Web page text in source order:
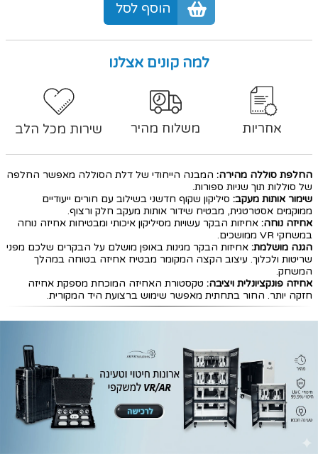
הוסף לסל
למה קונים אצלנו
אחריות משלוח מהיר שירות מכל הלב
החלפת סוללה מהירה: המבנה הייחודי של דלת הסוללה מאפשר החלפה
של סוללות תוך שניות ספורות.
שימור אותות מעקב: סיליקון שקוף חדשני בשילוב עם חורים ייעודיים
ממוקמים אסטרטגית, מבטיח שידור אותות מעקב חלק ורצוף.
אחיזה נוחה: אחיזות הבקר עשויות מסיליקון איכותי ומבטיחות אחיזה נוחה
במשחקי VR ממושכים.
הגנה מושלמת: אחיזות הבקר מגינות באופן מושלם על הבקרים שלכם מפני
שריטות ולכלוך. עיצוב הקצה המקומר מבטיח אחיזה בטוחה במהלך
המשחק.
אחיזה פונקציונלית ויציבה: טקסטורת האחיזה המוכחת מספקת אחיזה
חזקה יותר. החור בתחתית מאפשר שימוש ברצועת היד המקורית.